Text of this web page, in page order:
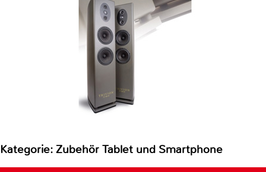
Kategorie: Zubehör Tablet und Smartphone